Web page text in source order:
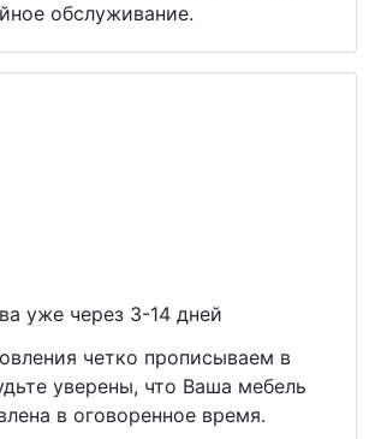
обслуживание.
уже через 3-14 дней
четко прописываем в
уверены, что Ваша мебель
в оговоренное время.